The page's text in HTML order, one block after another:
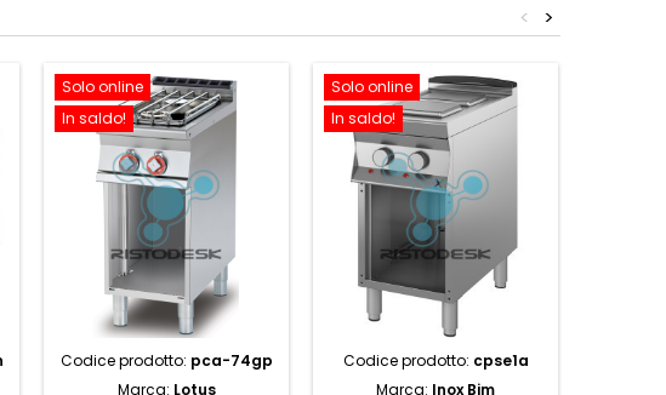
>
<
Solo online
In saldo!
Codice prodotto: pca-74gp
Marca: Lotus
Solo online
In saldo!
Codice prodotto: cpse1a
Marca: Inox Bim